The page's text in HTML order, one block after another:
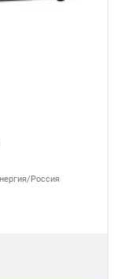
Россия